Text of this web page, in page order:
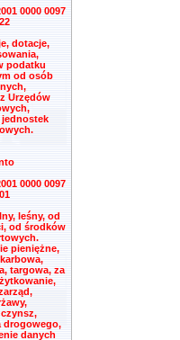
0000 0097
dotacje,
podatku
od osób
Urzędów
0000 0097
leśny, od
od środków
pieniężne,
targowa, za
drogowego,
danych